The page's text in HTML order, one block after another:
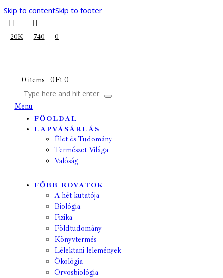
Skip to contentSkip to footer
20K 740 0
0 items - 0Ft 0
Menu
FŐOLDAL
LAPVÁSÁRLÁS
Élet és Tudomány
Természet Világa
Valóság
FŐBB ROVATOK
A hét kutatója
Biológia
Fizika
Földtudomány
Könyvtermés
Lélektani lelemények
Ökológia
Orvosbiológia